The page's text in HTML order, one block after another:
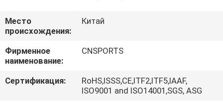
НАС
ПУТЕШЕСТВИЕ
ФАБРИКИ
Место
происхождения:
Китай
Фирменное
наименование:
CNSPORTS
Сертификация:
RoHS,ISSS,CE,ITF2,ITF5,IAAF,
ISO9001 and ISO14001,SGS, ASG